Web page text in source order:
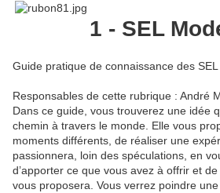
1 - SEL
Guide pratique de connaissance des SEL
Responsables de cette rubrique : André
Dans ce guide, vous trouverez une idée
chemin à travers le monde. Elle vous
moments différents, de réaliser une
passionnera, loin des spéculations, en
d’apporter ce que vous avez à offrir et
vous proposera. Vous verrez poindre